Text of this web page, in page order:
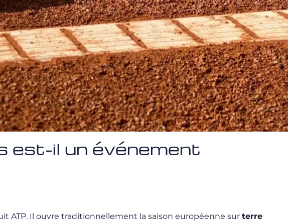
est-il un événement
ATP. Il ouvre traditionnellement la saison européenne sur terre